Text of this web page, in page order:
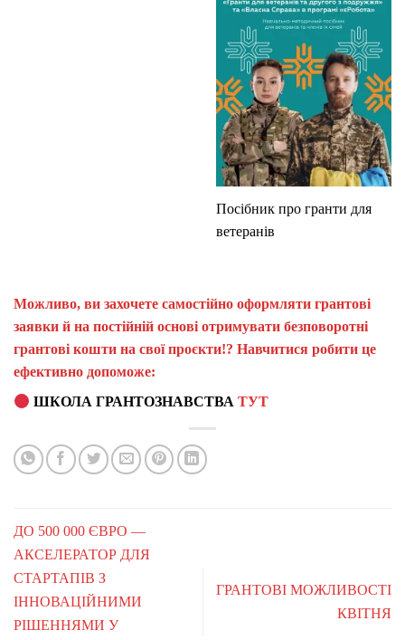
Посібник про гранти для
ветеранів
Можливо, ви захочете самостійно оформляти грантові
заявки й на постійній основі отримувати безповоротні
грантові кошти на свої проєкти!? Навчитися робити це
ефективно допоможе:
ШКОЛА ГРАНТОЗНАВСТВАТУТ
ДО 500 000 ЄВРО —
АКСЕЛЕРАТОР ДЛЯ
СТАРТАПІВ З
ІННОВАЦІЙНИМИ
РІШЕННЯМИ У
ГРАНТОВІ МОЖЛИВОСТІ
КВІТНЯ